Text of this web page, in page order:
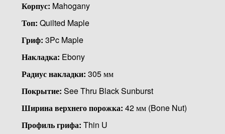
Корпус: Mahogany
Топ: Quilted Maple
Гриф: 3Pc Maple
Накладка: Ebony
Радиус накладки: 305 мм
Покрытие: See Thru Black Sunburst
Ширина верхнего порожка: 42 мм (Bone Nut)
Профиль грифа: Thin U